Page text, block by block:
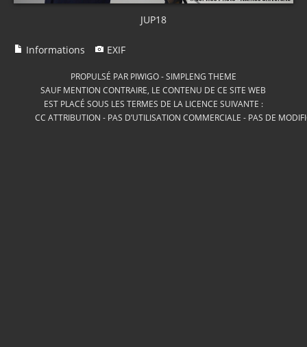
JUP18
Informations EXIF
PROPULSÉ PAR PIWIGO-SIMPLENG THEME
SAUF MENTION CONTRAIRE, LE CONTENU DE CE SITE WEB
EST PLACÉ SOUS LES TERMES DE LA LICENCE SUIVANTE :
CC ATTRIBUTION - PAS D’UTILISATION COMMERCIALE - PAS DE